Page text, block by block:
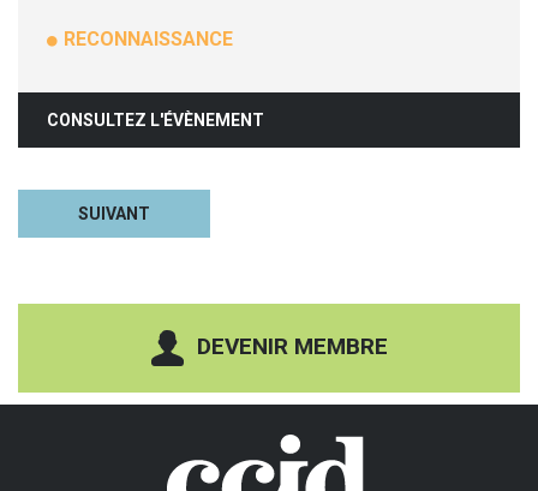
RECONNAISSANCE
CONSULTEZ L'ÉVÈNEMENT
SUIVANT
DEVENIR MEMBRE